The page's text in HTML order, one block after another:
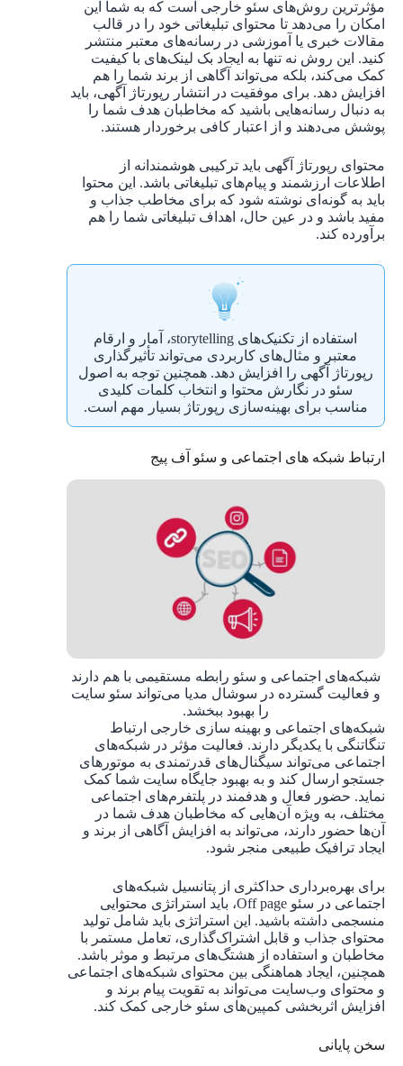
مؤثرترین روش‌های سئو خارجی است که به شما این
امکان را می‌دهد تا محتوای تبلیغاتی خود را در قالب
مقالات خبری یا آموزشی در رسانه‌های معتبر منتشر
کنید. این روش نه تنها به ایجاد بک لینک‌های با کیفیت
کمک می‌کند، بلکه می‌تواند آگاهی از برند شما را هم
افزایش دهد. برای موفقیت در انتشار رپورتاژ آگهی، باید
به دنبال رسانه‌هایی باشید که مخاطبان هدف شما را
پوشش می‌دهند و از اعتبار کافی برخوردار هستند.
محتوای رپورتاژ آگهی باید ترکیبی هوشمندانه از
اطلاعات ارزشمند و پیام‌های تبلیغاتی باشد. این محتوا
باید به گونه‌ای نوشته شود که برای مخاطب جذاب و
مفید باشد و در عین حال، اهداف تبلیغاتی شما را هم
برآورده کند.
استفاده از تکنیک‌های storytelling، آمار و ارقام
معتبر و مثال‌های کاربردی می‌تواند تأثیرگذاری
رپورتاژ آگهی را افزایش دهد. همچنین توجه به اصول
سئو در نگارش محتوا و انتخاب کلمات کلیدی
مناسب برای بهینه‌سازی رپورتاژ بسیار مهم است.
ارتباط شبکه های اجتماعی و سئو آف پیج
شبکه‌های اجتماعی و سئو رابطه مستقیمی با هم دارند
و فعالیت گسترده در سوشال مدیا می‌تواند سئو سایت
را بهبود ببخشد.
شبکه‌های اجتماعی و بهینه سازی خارجی ارتباط
تنگاتنگی با یکدیگر دارند. فعالیت مؤثر در شبکه‌های
اجتماعی می‌تواند سیگنال‌های قدرتمندی به موتورهای
جستجو ارسال کند و به بهبود جایگاه سایت شما کمک
نماید. حضور فعال و هدفمند در پلتفرم‌های اجتماعی
مختلف، به ویژه آن‌هایی که مخاطبان هدف شما در
آن‌ها حضور دارند، می‌تواند به افزایش آگاهی از برند و
ایجاد ترافیک طبیعی منجر شود.
برای بهره‌برداری حداکثری از پتانسیل شبکه‌های
اجتماعی در سئو Off page، باید استراتژی محتوایی
منسجمی داشته باشید. این استراتژی باید شامل تولید
محتوای جذاب و قابل اشتراک‌گذاری، تعامل مستمر با
مخاطبان و استفاده از هشتگ‌های مرتبط و موثر باشد.
همچنین، ایجاد هماهنگی بین محتوای شبکه‌های اجتماعی
و محتوای وب‌سایت می‌تواند به تقویت پیام برند و
افزایش اثربخشی کمپین‌های سئو خارجی کمک کند.
سخن پایانی